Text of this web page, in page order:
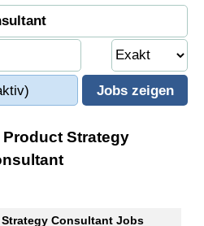
manager,Business strategy
Strategy
Consultant Jobs